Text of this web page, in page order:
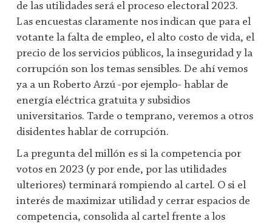
de las utilidades será el proceso electoral 2023.
Las encuestas claramente nos indican que para el
votante la falta de empleo, el alto costo de vida, el
precio de los servicios públicos, la inseguridad y la
corrupción son los temas sensibles. De ahí vemos
ya a un Roberto Arzú -por ejemplo- hablar de
energía eléctrica gratuita y subsidios
universitarios. Tarde o temprano, veremos a otros
disidentes hablar de corrupción.
La pregunta del millón es si la competencia por
votos en 2023 (y por ende, por las utilidades
ulteriores) terminará rompiendo al cartel. O si el
interés de maximizar utilidad y cerrar espacios de
competencia, consolida al cartel frente a los